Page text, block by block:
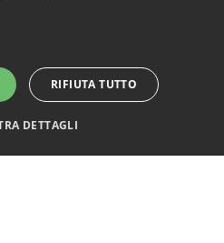
RIFIUTA TUTTO
DETTAGLI